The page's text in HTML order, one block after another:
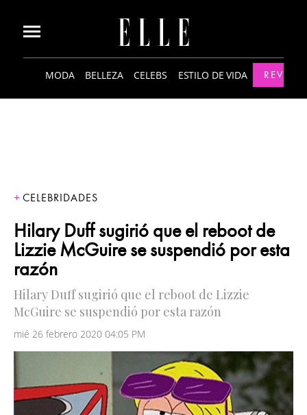
MODA BELLEZA CELEBS ESTILO DE VIDA
CELEBRIDADES
Hilary Duff sugirió que el reboot de
Lizzie McGuire se suspendió por esta
razón
Hilary Duff sugirió que el reboot de Lizzie
McGuire se suspendió por esta razón
mié 26 febrero 2020 04:05 PM